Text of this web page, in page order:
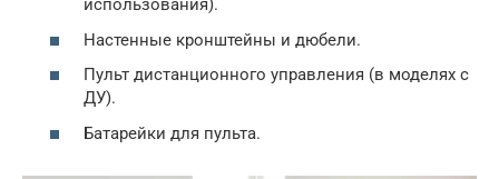
использования).
Настенные кронштейны и дюбели.
Пульт дистанционного управления (в моделях с
ДУ).
Батарейки для пульта.